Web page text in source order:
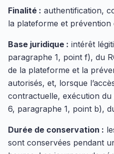
Finalité : authentification,
la plateforme et prévention
Base juridique : intérêt
paragraphe 1, point f), du
de la plateforme et la
autorisés, et, lorsque
contractuelle, exécution du
6, paragraphe 1, point b),
Durée de conservation :
sont conservées pendant